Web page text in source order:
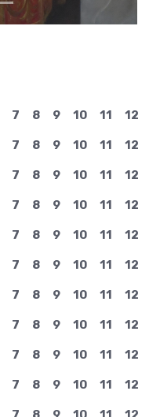
7 8 9 10 11 12
7 8 9 10 11 12
7 8 9 10 11 12
7 8 9 10 11 12
7 8 9 10 11 12
7 8 9 10 11 12
7 8 9 10 11 12
7 8 9 10 11 12
7 8 9 10 11 12
7 8 9 10 11 12